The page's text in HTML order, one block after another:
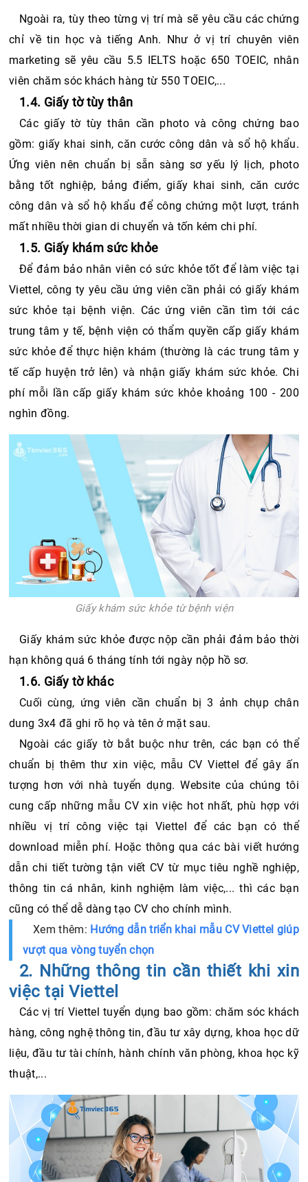
Ngoài ra, tùy theo từng vị trí mà sẽ yêu cầu các chứng
chỉ về tin học và tiếng Anh. Như ở vị trí chuyên viên
marketing sẽ yêu cầu 5.5 IELTS hoặc 650 TOEIC, nhân
viên chăm sóc khách hàng từ 550 TOEIC,...
1.4. Giấy tờ tùy thân
Các giấy tờ tùy thân cần photo và công chứng bao
gồm: giấy khai sinh, căn cước công dân và sổ hộ khẩu.
Ứng viên nên chuẩn bị sẵn sàng sơ yếu lý lịch, photo
bằng tốt nghiệp, bảng điểm, giấy khai sinh, căn cước
công dân và sổ hộ khẩu để công chứng một lượt, tránh
mất nhiều thời gian di chuyển và tốn kém chi phí.
1.5. Giấy khám sức khỏe
Để đảm bảo nhân viên có sức khỏe tốt để làm việc tại
Viettel, công ty yêu cầu ứng viên cần phải có giấy khám
sức khỏe tại bệnh viện. Các ứng viên cần tìm tới các
trung tâm y tế, bệnh viện có thẩm quyền cấp giấy khám
sức khỏe để thực hiện khám (thường là các trung tâm y
tế cấp huyện trở lên) và nhận giấy khám sức khỏe. Chi
phí mỗi lần cấp giấy khám sức khỏe khoảng 100 - 200
nghìn đồng.
Giấy khám sức khỏe từ bệnh viện
Giấy khám sức khỏe được nộp cần phải đảm bảo thời
hạn không quá 6 tháng tính tới ngày nộp hồ sơ.
1.6. Giấy tờ khác
Cuối cùng, ứng viên cần chuẩn bị 3 ảnh chụp chân
dung 3x4 đã ghi rõ họ và tên ở mặt sau.
Ngoài các giấy tờ bắt buộc như trên, các bạn có thể
chuẩn bị thêm thư xin việc, mẫu CV Viettel để gây ấn
tượng hơn với nhà tuyển dụng. Website của chúng tôi
cung cấp những mẫu CV xin việc hot nhất, phù hợp với
nhiều vị trí công việc tại Viettel để các bạn có thể
download miễn phí. Hoặc thông qua các bài viết hướng
dẫn chi tiết tường tận viết CV từ mục tiêu nghề nghiệp,
thông tin cá nhân, kinh nghiệm làm việc,... thì các bạn
cũng có thể dễ dàng tạo CV cho chính mình.
Xem thêm: Hướng dẫn triển khai mẫu CV Viettel giúp
vượt qua vòng tuyển chọn
2. Những thông tin cần thiết khi xin
việc tại Viettel
Các vị trí Viettel tuyển dụng bao gồm: chăm sóc khách
hàng, công nghệ thông tin, đầu tư xây dựng, khoa học dữ
liệu, đầu tư tài chính, hành chính văn phòng, khoa học kỹ
thuật,...